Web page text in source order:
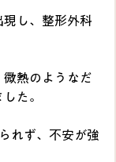
現し、整形外科
微熱のようなだ
た。
れず、不安が強